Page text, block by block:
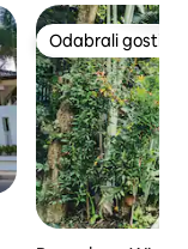
Odabrali gosti
Odabrali gosti